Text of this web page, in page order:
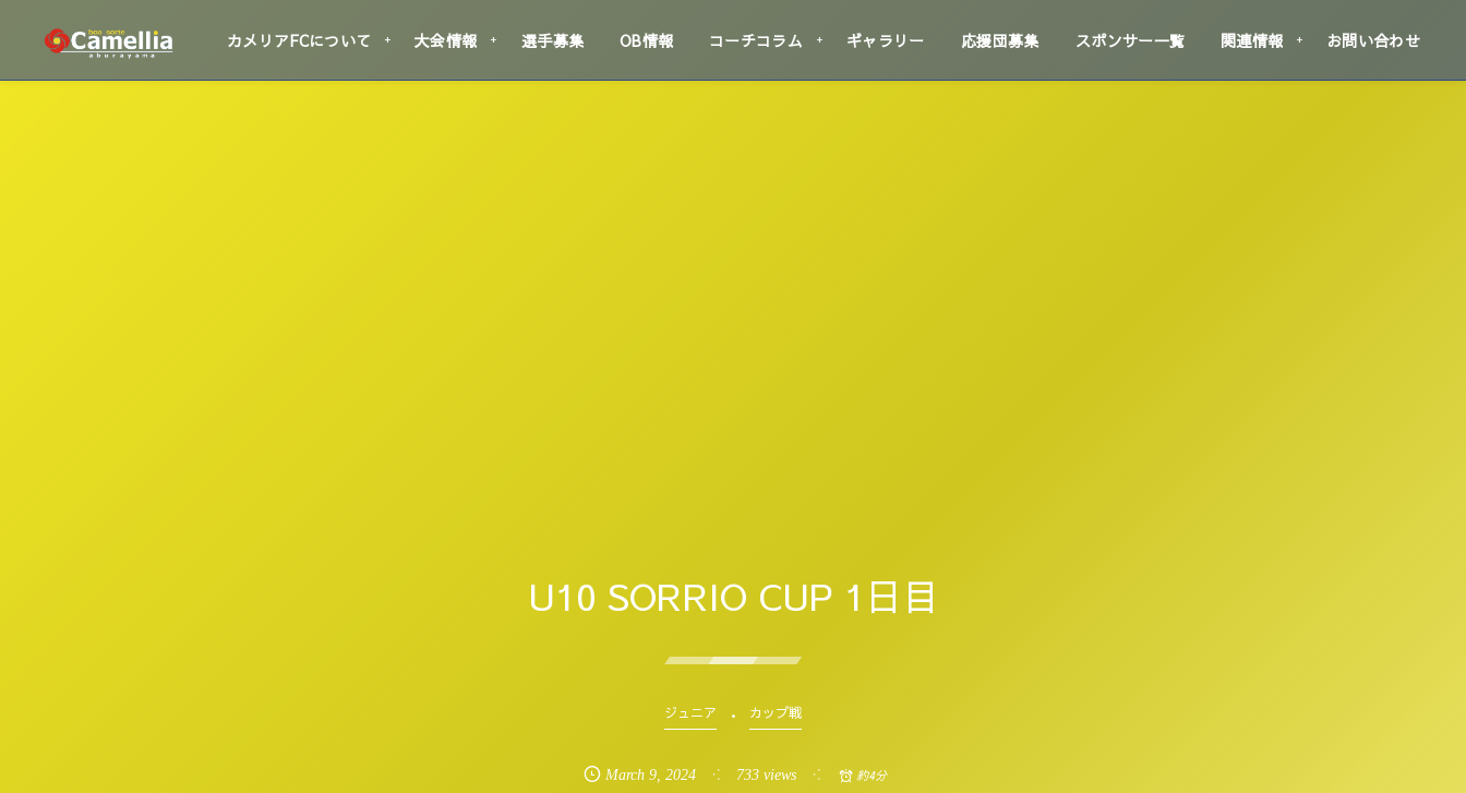
カメリアFCについて 大会情報 選手募集 OB情報 コーチコラム ギャラリー 応援団募集 スポンサー一覧 関連情報 お問い合わせ
U10 SORRIO CUP 1日目
ジュニア カップ戦
March 9, 2024 733 views 約4分